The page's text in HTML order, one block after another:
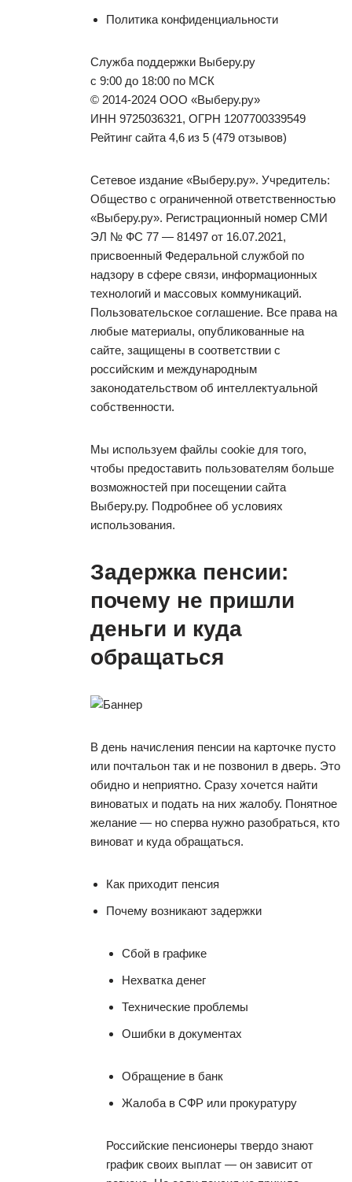
Политика конфиденциальности
Служба поддержки Выберу.ру
с 9:00 до 18:00 по МСК
© 2014-2024 ООО «Выберу.ру»
ИНН 9725036321, ОГРН 1207700339549
Рейтинг сайта 4,6 из 5 (479 отзывов)
Сетевое издание «Выберу.ру». Учредитель:
Общество с ограниченной ответственностью
«Выберу.ру». Регистрационный номер СМИ
ЭЛ № ФС 77 — 81497 от 16.07.2021,
присвоенный Федеральной службой по
надзору в сфере связи, информационных
технологий и массовых коммуникаций.
Пользовательское соглашение. Все права на
любые материалы, опубликованные на
сайте, защищены в соответствии с
российским и международным
законодательством об интеллектуальной
собственности.
Мы используем файлы cookie для того,
чтобы предоставить пользователям больше
возможностей при посещении сайта
Выберу.ру. Подробнее об условиях
использования.
Задержка пенсии:
почему не пришли
деньги и куда
обращаться
В день начисления пенсии на карточке пусто
или почтальон так и не позвонил в дверь. Это
обидно и неприятно. Сразу хочется найти
виноватых и подать на них жалобу. Понятное
желание — но сперва нужно разобраться, кто
виноват и куда обращаться.
Как приходит пенсия
Почему возникают задержки
Сбой в графике
Нехватка денег
Технические проблемы
Ошибки в документах
Обращение в банк
Жалоба в СФР или прокуратуру
Российские пенсионеры твердо знают
график своих выплат — он зависит от